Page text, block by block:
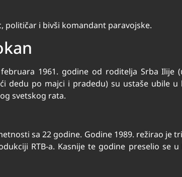
političar i bivši komandant paravojske.
1961. godine od roditelja Srba Ilije
dedu po majci i pradedu) su ustaše ubile u
svetskog rata.
sa 22 godine. Godine 1989. režirao je
RTB-a. Kasnije te godine preselio se